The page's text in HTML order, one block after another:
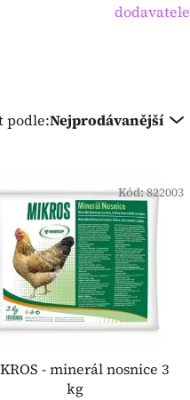
dodavatele
podle:Nejprodávanější
- minerál nosnice 3
kg
Kód:822003